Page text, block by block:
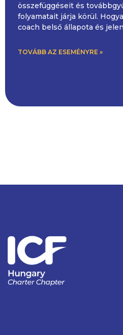
összefüggéseit és
folyamatait járja körül.
coach belső állapota és
TOVÁBB AZ ESEMÉNYRE »